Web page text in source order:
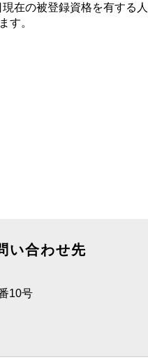
在の被登録資格を有する
す。
い合わせ先
10号